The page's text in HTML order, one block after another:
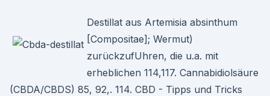
Destillat aus Artemisia absinthum
[Compositae]; Wermut)
zurückzufUhren, die u.a. mit
erheblichen 114,117. Cannabidiolsäure
(CBDA/CBDS) 85, 92,. 114. CBD - Tipps und Tricks